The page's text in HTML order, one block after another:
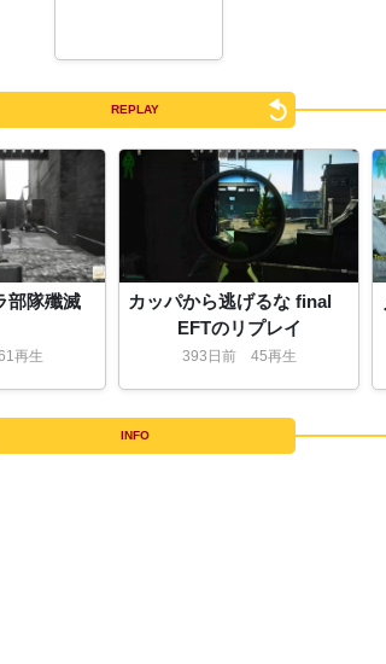
REPLAY
部隊殲滅
再生
カッパから逃げるな final
EFTのリプレイ
393 日 前45再生
INFO